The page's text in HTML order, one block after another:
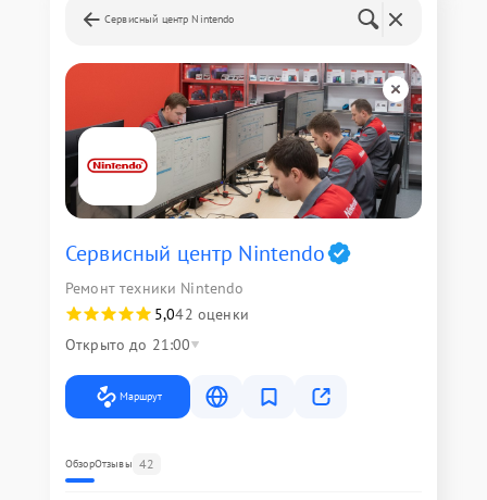
Сервисный центр Nintendo
Сервисный центр Nintendo
Ремонт техники Nintendo
5,042 оценки
Открыто до 21:00
Маршрут
ОбзорОтзывы 42